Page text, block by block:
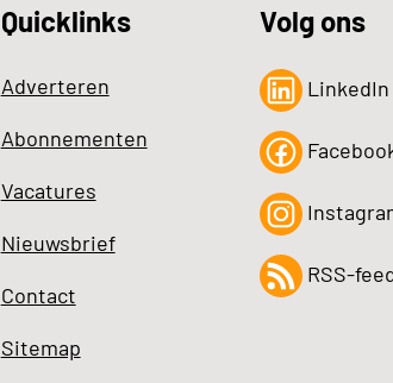
Quicklinks
Adverteren
Abonnementen
Vacatures
Nieuwsbrief
Contact
Sitemap
Volg ons
LinkedIn
RSS-